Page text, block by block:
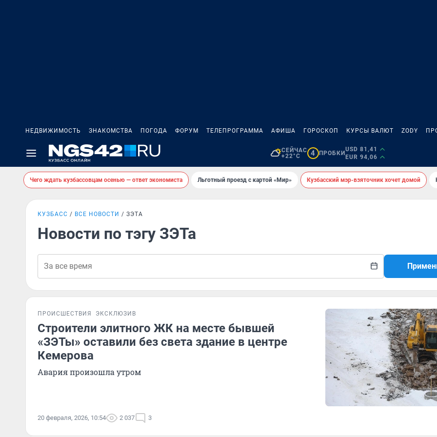
НЕДВИЖИМОСТЬ ЗНАКОМСТВА ПОГОДА ФОРУМ ТЕЛЕПРОГРАММА АФИША ГОРОСКОП КУРСЫ ВАЛЮТ ZODY
СЕЙЧАС
+22°C
4 ПРОБКИ
USD 81,41
EUR 94,06
Чего ждать кузбассовцам осенью — ответ экономиста Льготный проезд с картой «Мир» Кузбасский мэр-взяточник хочет домой
КУЗБАСС ВСЕ НОВОСТИ ЗЭТА
Новости по тэгу ЗЭТа
ПРОИСШЕСТВИЯ ЭКСКЛЮЗИВ
Строители элитного ЖК на месте бывшей
«ЗЭТы» оставили без света здание в центре
Кемерова
Авария произошла утром
20 февраля, 2026, 10:54 2 037 3